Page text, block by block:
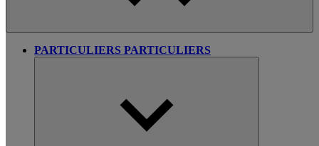
PARTICULIERS PARTICULIERS